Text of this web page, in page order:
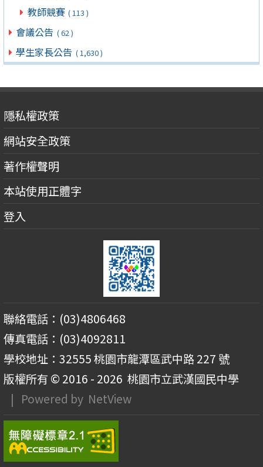
教師競賽 ( 113 )
會議公告 ( 62 )
學生家長公告 ( 1,630 )
隱私權政策
網站安全政策
著作權聲明
本站使用正體字
登入
聯絡電話：(03)4806468
傳真電話：(03)4092811
學校地址：32555 桃園市龍潭區武中路 227 號
版權所有 © 2016 - 2026 桃園市立武漢國民中學
| Powered by NetView